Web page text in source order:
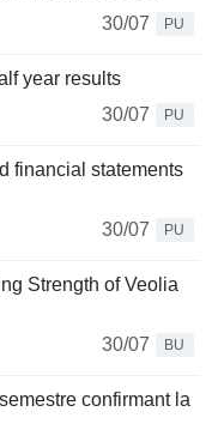
30/07
PU
year results
30/07
PU
financial statements
30/07
PU
Strength of Veolia
30/07
BU
confirmant la